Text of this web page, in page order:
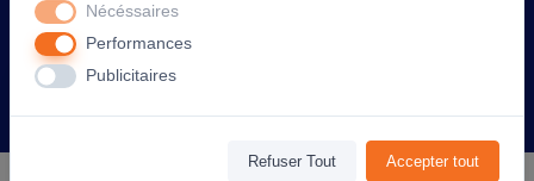
col - unisexe - Gris/Bleu
Nécéssaires
Performances
Publicitaires
Refuser Tout Accepter tout